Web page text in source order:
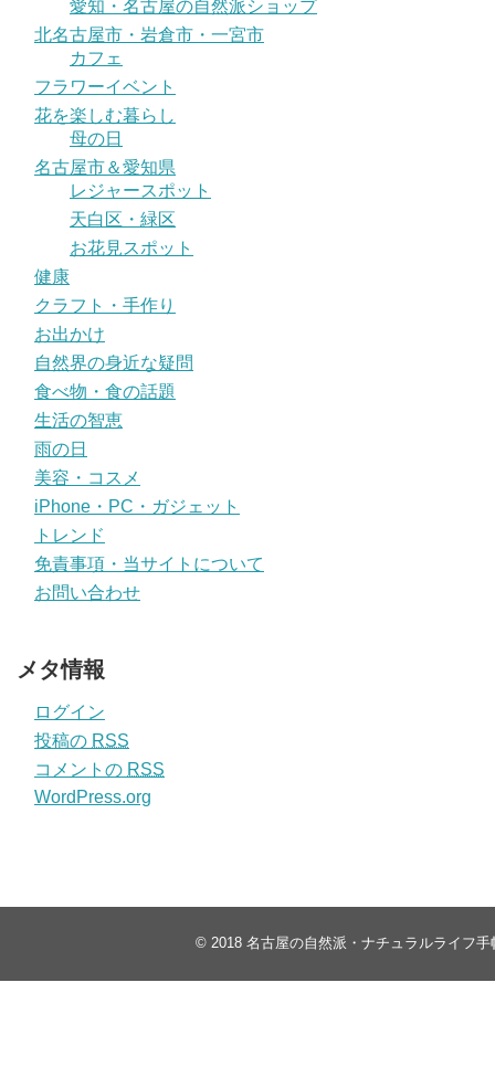
愛知・名古屋の自然派ショップ
北名古屋市・岩倉市・一宮市
カフェ
フラワーイベント
花を楽しむ暮らし
母の日
名古屋市＆愛知県
レジャースポット
天白区・緑区
お花見スポット
健康
クラフト・手作り
お出かけ
自然界の身近な疑問
食べ物・食の話題
生活の智恵
雨の日
美容・コスメ
iPhone・PC・ガジェット
トレンド
免責事項・当サイトについて
お問い合わせ
メタ情報
ログイン
投稿の RSS
コメントの RSS
WordPress.org
© 2018 名古屋の自然派・ナチュラルライフ